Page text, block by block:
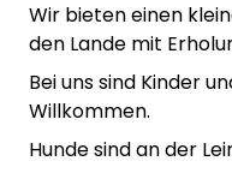
Wir bieten einen
den Lande mit
Bei uns sind Kinder
Willkommen.
Hunde sind an der